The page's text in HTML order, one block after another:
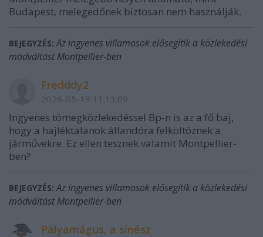
Budapest, melegedőnek biztosan nem használják.
BEJEGYZÉS:Az ingyenes villamosok elősegítik a közlekedési
módváltást Montpellier-ben
Fredddy2
2026-05-19 11:13:09
Ingyenes tömegközlekedéssel Bp-n is az a fő baj,
hogy a hajléktalanok állandóra felköltöznek a
járművekre. Ez ellen tesznek valamit Montpellier-
ben?
BEJEGYZÉS:Az ingyenes villamosok elősegítik a közlekedési
módváltást Montpellier-ben
Pályamágus, a sínész